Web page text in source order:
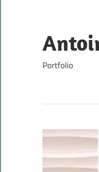
content
Portfolio